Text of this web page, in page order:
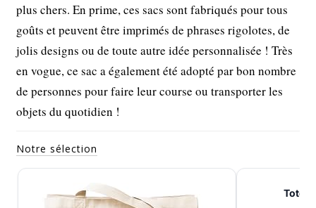
plus chers. En prime, ces sacs sont fabriqués pour tous
goûts et peuvent être imprimés de phrases rigolotes, de
jolis designs ou de toute autre idée personnalisée ! Très
en vogue, ce sac a également été adopté par bon nombre
de personnes pour faire leur course ou transporter les
objets du quotidien !
Notre sélection
Tote